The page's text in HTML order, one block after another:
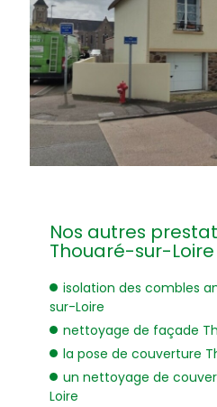
Nos autres
Thouaré-sur-Loire
isolation des combles
sur-Loire
nettoyage de façade
la pose de couverture
un nettoyage de
Loire